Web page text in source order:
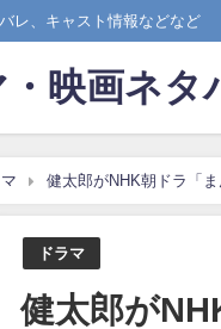
レ、キャスト情報などなど
映画ネ
健太郎がNHK朝ドラ「
ドラマ
健太郎が